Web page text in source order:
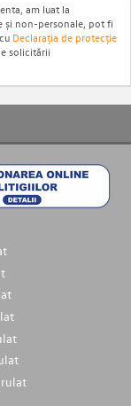
am luat la
și non-personale, pot fi
Declarația de protecție
solicitării
rulat